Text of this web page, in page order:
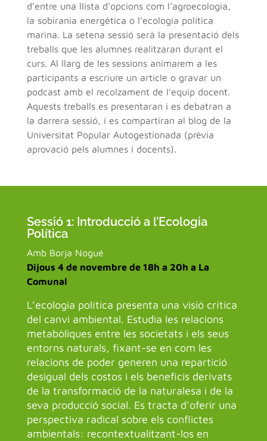
d’entre una llista d’opcions com l’agroecologia,
la sobirania energètica o l’ecologia política
marina. La setena sessió serà la presentació dels
treballs que les alumnes realitzaran durant el
curs. Al llarg de les sessions animarem a les
participants a escriure un article o gravar un
podcast amb el recolzament de l’equip docent.
Aquests treballs es presentaran i es debatran a
la darrera sessió, i es compartiran al blog de la
Universitat Popular Autogestionada (prèvia
aprovació pels alumnes i docents).
Sessió 1: Introducció a l’Ecologia
Política
Amb Borja Nogué
Dijous 4 de novembre de 18h a 20h a La
Comunal
L’ecologia política presenta una visió crítica
del canvi ambiental. Estudia les relacions
metabòliques entre les societats i els seus
entorns naturals, fixant-se en com les
relacions de poder generen una repartició
desigual dels costos i els beneficis derivats
de la transformació de la naturalesa i de la
seva producció social. Es tracta d’oferir una
perspectiva radical sobre els conflictes
ambientals: recontextualitzant-los en